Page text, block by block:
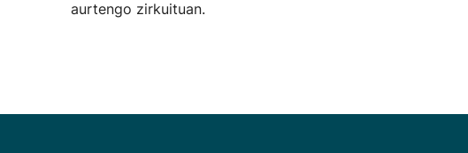
aurtengo zirkuituan.